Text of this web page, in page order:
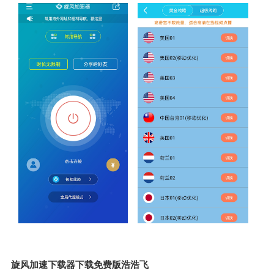
旋风加速下载器下载免费版浩浩飞